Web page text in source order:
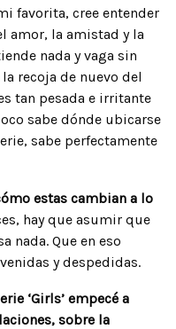
favorita, cree entender
amor, la amistad y la
nada y vaga sin
recoja de nuevo del
tan pesada e irritante
sabe dónde ubicarse
sabe perfectamente
estas cambian a lo
hay que asumir que
nada. Que en eso
y despedidas.
‘Girls’ empecé a
sobre la